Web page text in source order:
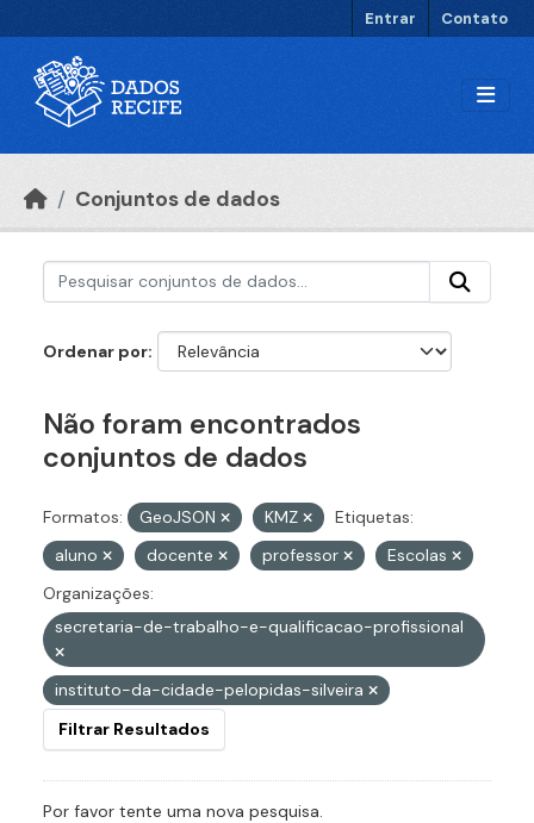
Entrar Contato
Conjuntos de dados
Ordenar por
Não foram encontrados
conjuntos de dados
Formatos: GeoJSON KMZ
Etiquetas:
aluno
docente professor
Escolas
Organizações:
secretaria-de-trabalho-e-qualificacao-profissional
instituto-da-cidade-pelopidas-silveira
Filtrar Resultados
Por favor tente uma nova pesquisa.